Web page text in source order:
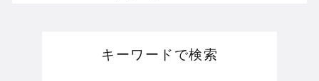
キーワードで検索